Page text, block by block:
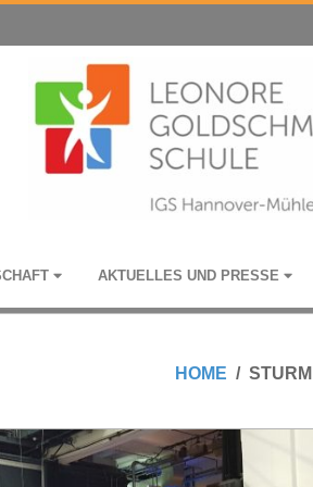
AKTU­EL­LES UND PRESSE
HOME STURM